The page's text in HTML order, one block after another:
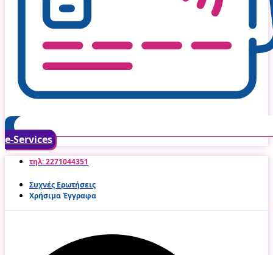
e-Services
τηλ: 2271044351
Συχνές Ερωτήσεις
Χρήσιμα Έγγραφα